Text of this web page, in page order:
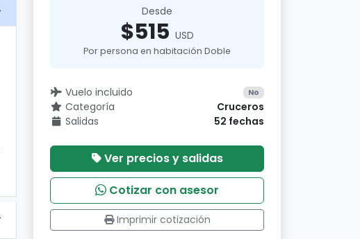
Desde
$515 USD
Por persona en habitación Doble
Vuelo incluido No
Categoría
Cruceros
Salidas
52 fechas
Ver precios y salidas
Cotizar con asesor
Imprimir cotización